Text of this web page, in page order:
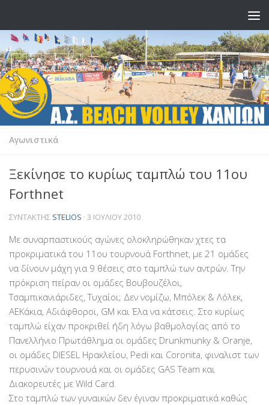
Αγωνιστικά
Ξεκίνησε το κυρίως ταμπλώ του 11ου
Forthnet
ΣΥΝΤΆΚΤΗΣ STELIOS · 3 ΙΟΥΛΊΟΥ 2010
Με συναρπαστικούς αγώνες ολοκληρώθηκαν χτες τα
προκριματικά του 11ου τουρνουά Forthnet, με 21 ομάδες
να δίνουν μάχη για 9 θέσεις στο ταμπλώ των αντρών. Την
πρόκριση πείραν οι ομάδες Βουβουζέλοι,
Τσαμπικανιάριδες, Τυχαίοι; Δεν νομίζω, Μπόλεκ & Λόλεκ,
ΑΕΚάκια, Αδιάφθοροι, GM και Έλα να κάτσεις. Στο κυρίως
ταμπλώ είχαν προκριθεί ήδη λόγω βαθμολογίας από το
Πανελλήνιο Πρωτάθλημα οι ομάδες Drunkmunky & Oranje,
οι ομάδες DIESEL Ηρακλείου, Pedi και Coronita, φιναλιστ των
περυσινών τουρνουά και οι ομάδες GAS Team και
Διακορευτές με Wild Card.
Στο ταμπλώ των γυναικών δεν έγιναν προκριματικά καθώς